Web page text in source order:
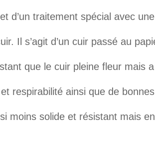
d’un traitement spécial avec
Il s’agit d’un cuir passé au
que le cuir pleine fleur mais
respirabilité ainsi que de
moins solide et résistant mais